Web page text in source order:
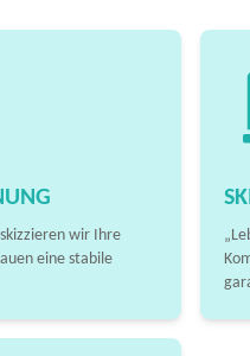
wir Ihre
eine stabile